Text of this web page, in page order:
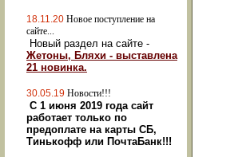
18.11.20 Новое поступление на
сайте...
Новый раздел на сайте -
Жетоны, Бляхи - выставлена
21 новинка.
30.05.19 Новости!!!
С 1 июня 2019 года сайт
работает только по
предоплате на карты СБ,
Тинькофф или ПочтаБанк!!!